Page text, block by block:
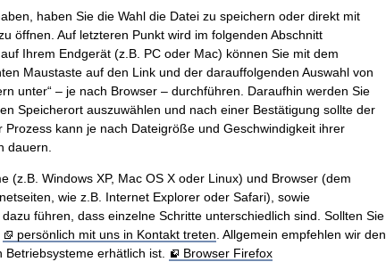
haben Sie die Wahl die Datei zu speichern oder direkt mit
öffnen. Auf letzteren Punkt wird im folgenden Abschnitt
Ihrem Endgerät (z.B. PC oder Mac) können Sie mit dem
Maustaste auf den Link und der darauffolgenden Auswahl von
unter“ – je nach Browser – durchführen. Daraufhin werden Sie
Speicherort auszuwählen und nach einer Bestätigung sollte der
Prozess kann je nach Dateigröße und Geschwindigkeit ihrer
dauern.
(z.B. Windows XP, Mac OS X oder Linux) und Browser (dem
wie z.B. Internet Explorer oder Safari), sowie
führen, dass einzelne Schritte unterschiedlich sind. Sollten Sie
persönlich mit uns in Kontakt treten . Allgemein empfehlen wir den
erhätlich ist.
Browser Firefox